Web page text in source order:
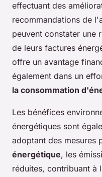
effectuant des
recommandations de
peuvent constater une
de leurs factures
offre un avantage
également dans un
la consommation
Les bénéfices
énergétiques sont
adoptant des mesures
énergétique, les
réduites, contribuant à